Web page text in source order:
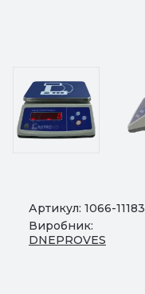
Артикул: 1066-11183
Виробник:
DNEPROVES